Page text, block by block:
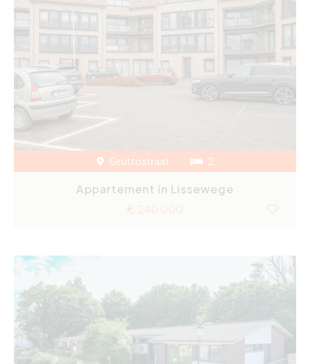
Gruttostraat 2
Appartement in Lissewege
€ 240 000